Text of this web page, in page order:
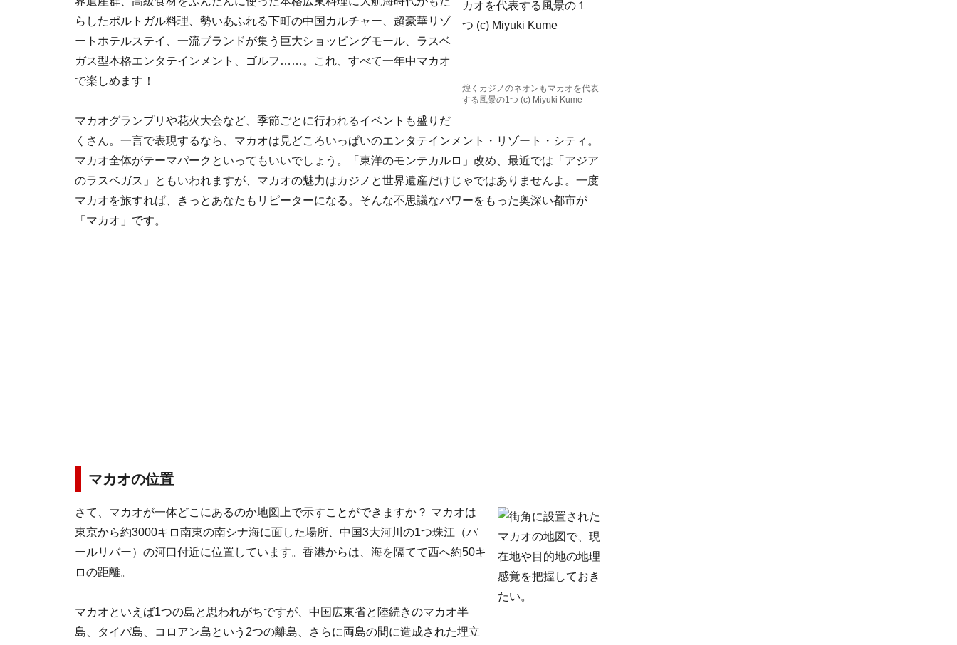
煌くカジノのネオンもマカオを代表
する風景の1つ (c) Miyuki Kume
らしたポルトガル料理、勢いあふれる下町の中国カルチャー、超豪華リゾ
ートホテルステイ、一流ブランドが集う巨大ショッピングモール、ラスベ
ガス型本格エンタテインメント、ゴルフ……。これ、すべて一年中マカオ
で楽しめます！
マカオグランプリや花火大会など、季節ごとに行われるイベントも盛りだ
くさん。一言で表現するなら、マカオは見どころいっぱいのエンタテインメント・リゾート・シティ。
マカオ全体がテーマパークといってもいいでしょう。「東洋のモンテカルロ」改め、最近では「アジア
のラスベガス」ともいわれますが、マカオの魅力はカジノと世界遺産だけじゃではありませんよ。一度
マカオを旅すれば、きっとあなたもリピーターになる。そんな不思議なパワーをもった奥深い都市が
「マカオ」です。
マカオの位置
さて、マカオが一体どこにあるのか地図上で示すことができますか？ マカオは
東京から約3000キロ南東の南シナ海に面した場所、中国3大河川の1つ珠江（パ
ールリバー）の河口付近に位置しています。香港からは、海を隔てて西へ約50キ
ロの距離。
マカオといえば1つの島と思われがちですが、中国広東省と陸続きのマカオ半
島、タイパ島、コロアン島という2つの離島、さらに両島の間に造成された埋立